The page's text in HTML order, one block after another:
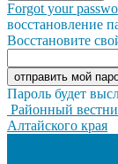
Forgot your
восстановление
Восстановите
Пароль будет
Районный
Алтайского края